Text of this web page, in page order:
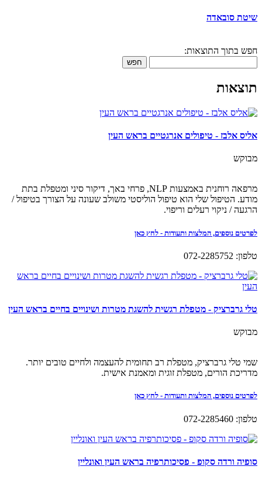
שיטת סובאדה
חפש בתוך התוצאות:
חפש
תוצאות
אליס אלבז - טיפולים אנרגטיים בראש העין
מבוקש
מרפאה רוחנית באמצעות NLP, פרחי באך, דיקור סיני ומטפלת בתת
מודע. הטיפול שלי הוא טיפול הוליסטי משולב שעונה על הצורך בטיפול /
הרגעה / ניקוי רעלים וריפוי.
לפרטים נוספים, המלצות ותעודות - לחץ כאן
טלפון: 072-2285752
טלי גרברציק - מטפלת רגשית להשגת מטרות ושינויים בחיים בראש העין
מבוקש
שמי טלי גרברציק, מטפלת רב תחומית להעצמה ולחיים טובים יותר.
מדריכת הורים, מטפלת זוגית ומאמנת אישית.
לפרטים נוספים, המלצות ותעודות - לחץ כאן
טלפון: 072-2285460
סופיה ורדה סקופ - פסיכותרפיה בראש העין ואונליין